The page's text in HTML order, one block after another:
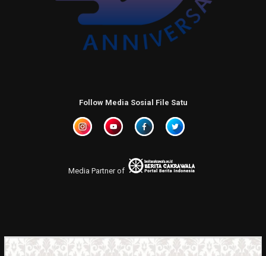
Follow Media Sosial File Satu
Media Partner of